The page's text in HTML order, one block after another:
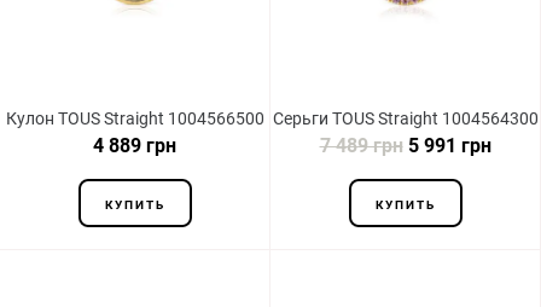
Кулон TOUS Straight 1004566500
4 889 грн
КУПИТЬ
Серьги TOUS Straight 1004564300
7 489 грн5 991 грн
КУПИТЬ